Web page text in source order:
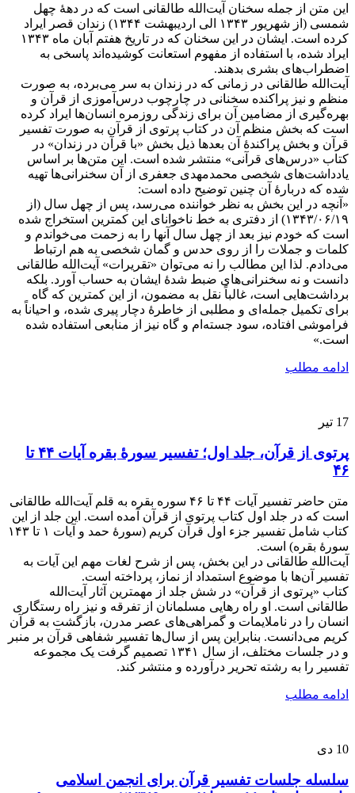
این متن از جمله سخنان آیت‌الله طالقانی است که در دهۀ چهل
شمسی (از شهریور ۱۳۴۳ الی اردیبهشت ۱۳۴۴) زندان قصر ایراد
کرده است. ایشان در این سخنان که در تاریخ هفتم آبان ماه ۱۳۴۳
ایراد شده، با استفاده از مفهوم استعانت کوشیده‌اند پاسخی به
اضطراب‌های بشری بدهند.
آیت‌الله طالقانی در زمانی که در زندان به سر می‌برده، به صورت
منظم و نیز پراکنده سخنانی در چارچوب درس‌آموزی از قرآن و
بهره‌گیری از مضامین آن برای زندگی روزمره انسان‌ها ایراد کرده
است که بخش منظم آن در کتاب پرتوی از قرآن به صورت تفسیر
قرآن و بخش پراکندۀ آن بعدها ذیل بخش «با قرآن در زندان» در
کتاب «درس‌های قرآنی» منتشر شده است. این متن‌ها بر اساس
یادداشت‌های شخصی محمدمهدی جعفری از آن سخنرانی‌ها تهیه
شده که دربارۀ آن چنین توضیح داده است:
«آنچه در این بخش به نظر خواننده می‌رسد، پس از چهل سال (از
۱۳۴۳/۰۶/۱۹) از دفتری به خط ناخوانای این کمترین استخراج شده
است که خودم نیز بعد از چهل سال آنها را به زحمت می‌خواندم و
کلمات و جملات را از روی حدس و گمان شخصی به هم ارتباط
می‌دادم. لذا این مطالب را نه می‌توان «تقریرات» آیت‌الله طالقانی
دانست و نه سخنرانی‌های ضبط شدۀ ایشان به حساب آورد. بلکه
برداشت‌هایی است، غالباً نقل به مضمون، از این کمترین که گاه
برای تکمیل جمله‌ای و مطلبی از خاطرۀ دچار پیری شده، و احیاناً به
فراموشی افتاده، سود جسته‌ام و گاه نیز از منابعی استفاده شده
است.»
ادامه مطلب
17 تیر
پرتوی از قرآن، جلد اول؛ تفسیر سورۀ بقره آیات ۴۴ تا
۴۶
متن حاضر تفسیر آیات ۴۴ تا ۴۶ سوره بقره به قلم آیت‌الله طالقانی
است که در جلد اول کتاب پرتوی از قرآن آمده است. این جلد از این
کتاب شامل تفسیر جزء اول قرآن کریم (سورۀ حمد و آیات ۱ تا ۱۴۳
سورۀ بقره) است.
آیت‌الله طالقانی در این بخش، پس از شرح لغات مهم این آیات به
تفسیر آن‌ها با موضوع استمداد از نماز، پرداخته است.
کتاب‌ «پرتوی از قرآن» در شش جلد از مهمترین آثار آیت‌الله
طالقانی است. او راه رهایی مسلمانان از تفرقه و نیز راه رستگاری
انسان را در ناملایمات و گمراهی‌های عصر مدرن، بازگشت به قرآن
کریم می‌دانست. بنابراین پس از سال‌ها تفسیر شفاهی قرآن بر منبر
و در جلسات مختلف، از سال ۱۳۴۱ تصمیم گرفت یک مجموعه
تفسیر را به رشته تحریر درآورده و منتشر کند.
ادامه مطلب
10 دی
سلسله جلسات تفسیر قرآن برای انجمن اسلامی